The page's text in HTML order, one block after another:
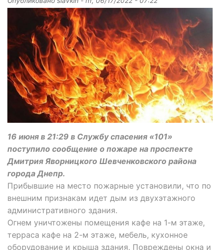
16 июня в 21:29 в Службу спасения «101»
поступило сообщение о пожаре на проспекте
Дмитрия Яворницкого Шевченковского района
города Днепр.
Прибывшие на место пожарные установили, что по
внешним признакам идет дым из двухэтажного
административного здания.
Огнем уничтожены помещения кафе на 1-м этаже,
терраса кафе на 2-м этаже, мебель, кухонное
оборудование и крыша здания. Повреждены окна и